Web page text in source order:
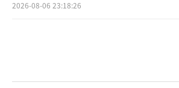
2026-08-06 23:18:26